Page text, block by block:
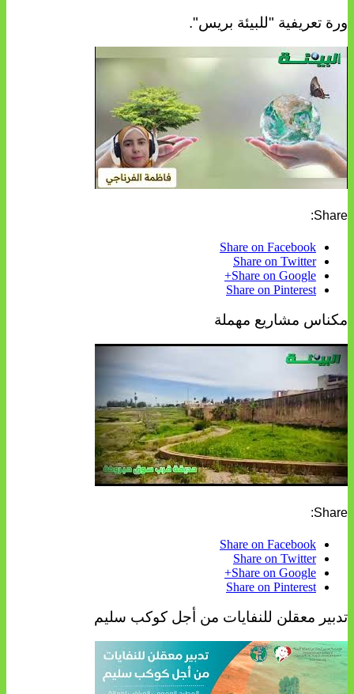
ورة تعريفية "للبيئة بريس".
Share:
Share on Facebook
Share on Twitter
Share on Google+
Share on Pinterest
مكناس مشاريع مهملة
Share:
Share on Facebook
Share on Twitter
Share on Google+
Share on Pinterest
تدبير معقلن للنفايات من أجل كوكب سليم